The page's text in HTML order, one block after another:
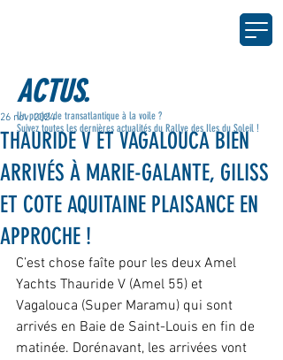
ACTUS.
THAURIDE V ET VAGALOUCA BIEN
ARRIVÉS À MARIE-GALANTE, GILISS
ET COTE AQUITAINE PLAISANCE EN
APPROCHE !
26 nov. 2024
C’est chose faîte pour les deux Amel
Yachts Thauride V (Amel 55) et
Vagalouca (Super Maramu) qui sont
arrivés en Baie de Saint-Louis en fin de
matinée. Dorénavant, les arrivées vont
Un projet de transatlantique à la voile ?
Suivez toutes les dernières actualités du Rallye des Iles du Soleil !